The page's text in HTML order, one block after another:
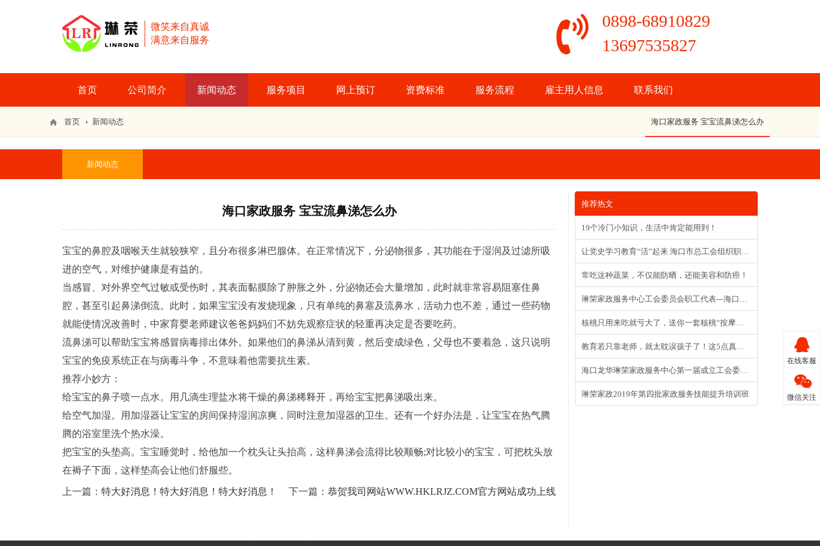
微笑来自真诚
满意来自服务
0898-68910829
13697535827
首页 公司简介 新闻动态 服务项目 网上预订 资费标准 服务流程 雇主用人信息 联系我们
在线客服
微信关注
首页 新闻动态 海口家政服务 宝宝流鼻涕怎么办
新闻动态
海口家政服务 宝宝流鼻涕怎么办
宝宝的鼻腔及咽喉天生就较狭窄，且分布很多淋巴腺体。在正常情况下，分泌物很多，其功能在于湿润及过滤所吸
进的空气，对维护健康是有益的。
当感冒、对外界空气过敏或受伤时，其表面黏膜除了肿胀之外，分泌物还会大量增加，此时就非常容易阻塞住鼻
腔，甚至引起鼻涕倒流。此时，如果宝宝没有发烧现象，只有单纯的鼻塞及流鼻水，活动力也不差，通过一些药物
就能使情况改善时，中家育婴老师建议爸爸妈妈们不妨先观察症状的轻重再决定是否要吃药。
流鼻涕可以帮助宝宝将感冒病毒排出体外。如果他们的鼻涕从清到黄，然后变成绿色，父母也不要着急，这只说明
宝宝的免疫系统正在与病毒斗争，不意味着他需要抗生素。
推荐小妙方：
给宝宝的鼻子喷一点水。用几滴生理盐水将干燥的鼻涕稀释开，再给宝宝把鼻涕吸出来。
给空气加湿。用加湿器让宝宝的房间保持湿润凉爽，同时注意加湿器的卫生。还有一个好办法是，让宝宝在热气腾
腾的浴室里洗个热水澡。
把宝宝的头垫高。宝宝睡觉时，给他加一个枕头让头抬高，这样鼻涕会流得比较顺畅;对比较小的宝宝，可把枕头放
在褥子下面，这样垫高会让他们舒服些。
上一篇： 特大好消息！特大好消息！特大好消息！ 下一篇： 恭贺我司网站WWW.HKLRJZ.COM官方网站成功上线
推荐热文
19个冷门小知识，生活中肯定能用到！
让党史学习教育“活”起来 海口市总工会组织职工重温琼崖革命史
常吃这种蔬菜，不仅能防晒，还能美容和防癌！
琳荣家政服务中心工会委员会职工代表---海口首场“收纳整理”班正式开启
核桃只用来吃就亏大了，送你一套核桃“按摩养生操”
教育若只靠老师，就太耽误孩子了！这5点真相点醒所有家长
海口龙华琳荣家政服务中心第一届成立工会委员第一次全体大会圆满成功
琳荣家政2019年第四批家政服务技能提升培训班